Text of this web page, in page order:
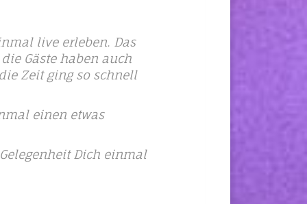
live erleben. Das
Gäste haben auch
Zeit ging so schnell
einen etwas
Dich einmal